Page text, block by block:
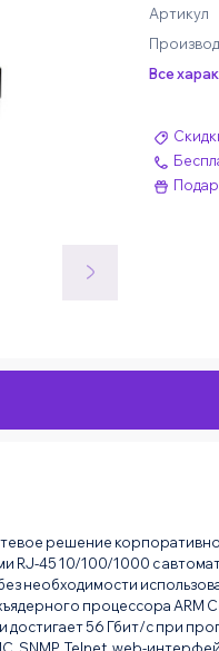
Артикул
Все
решение
RJ-45 10/100/1000 с
необходимости
процессора ARM
56 Гбит/с при